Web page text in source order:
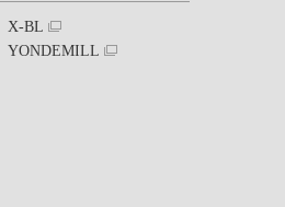
X-BL
YONDEMILL